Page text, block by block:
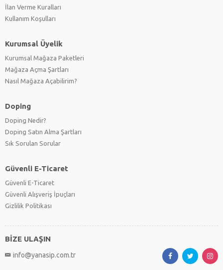
İlan Verme Kuralları
Kullanım Koşulları
Kurumsal Üyelik
Kurumsal Mağaza Paketleri
Mağaza Açma Şartları
Nasıl Mağaza Açabilirim?
Doping
Doping Nedir?
Doping Satın Alma Şartları
Sık Sorulan Sorular
Güvenli E-Ticaret
Güvenli E-Ticaret
Güvenli Alışveriş İpuçları
Gizlilik Politikası
BİZE ULAŞIN
info@yanasip.com.tr